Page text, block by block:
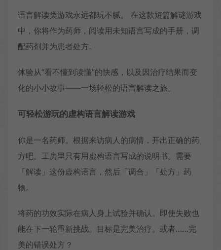
语言解读类游戏永远都玩不腻。 在这款短篇解谜游戏
中，你将作为药师，阅读用未知语言写成的手册，调
配药剂并为患者处方。
体验从“看不懂到读懂”的快感，以及因治疗结果而变
化的小小故事——一场轻松的语言解读之旅。
可轻松游玩的虚构语言解读游戏
你是一名药师。根据来访病人的病情，开出正确的药
方吧。工房里只有用虚构语言写成的说明书。需要
「解读」这份虚构语言，然后「调合」「处方」药
物。
将药的功效实际在病人身上试验并确认。即使失败也
能在下一轮重新挑战。目标是完美治疗。或者……完
美的错误处方？